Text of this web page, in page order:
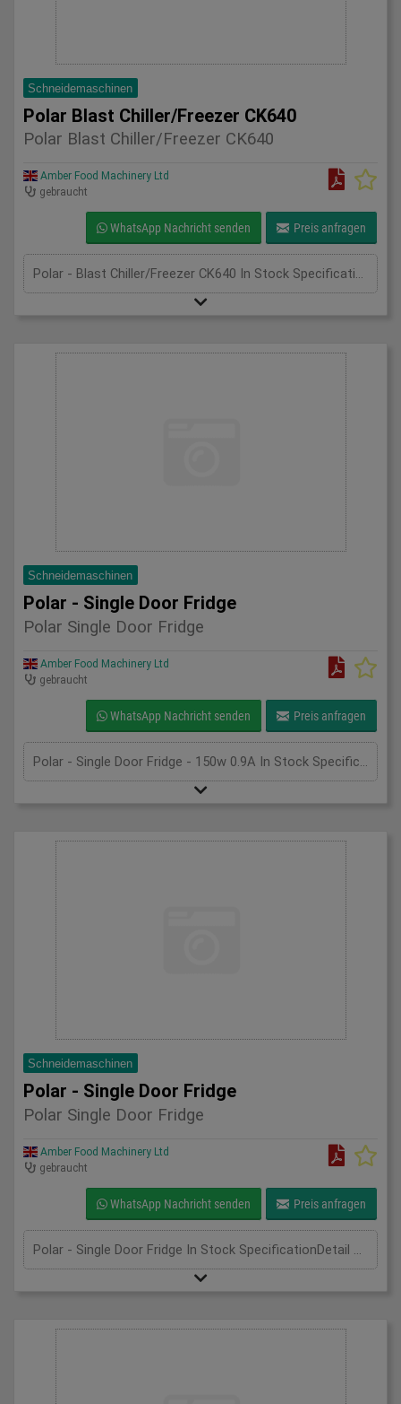
Schneidemaschinen
Polar Blast Chiller/Freezer CK640
Polar Blast Chiller/Freezer CK640
Amber Food Machinery Ltd
gebraucht
WhatsApp Nachricht senden Preis anfragen
Polar - Blast Chiller/Freezer CK640 In Stock SpecificationDetail Manufacturer Polar Model CK640 Phase Single Phase Length(mm) 640 Width(mm) 670 Height(mm) 400
Schneidemaschinen
Polar - Single Door Fridge
Polar Single Door Fridge
Amber Food Machinery Ltd
gebraucht
WhatsApp Nachricht senden Preis anfragen
Polar - Single Door Fridge - 150w 0.9A In Stock SpecificationDetail Manufacturer Polar Model CD083 Phase Single Length(mm) 600 Width(mm) 600 Height(mm) 1850
Schneidemaschinen
Polar - Single Door Fridge
Polar Single Door Fridge
Amber Food Machinery Ltd
gebraucht
WhatsApp Nachricht senden Preis anfragen
Polar - Single Door Fridge In Stock SpecificationDetail Manufacturer Polar Model CD083 Phase Single Phase Length(mm) 600 Width(mm) 600 Height(mm) 1850